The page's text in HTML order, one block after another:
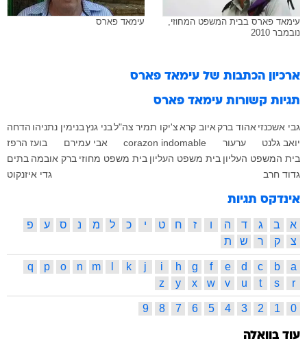
עימאד פארס בבית המשפט המחוזי,
נובמבר 2010
עימאד פארס
ארכיון הכתבות של עימאד פארס
תגיות קשורות עימאד פארס
גבי אשכנזיאהוד ברקאיוב קראצ'יקו תמיר צה"לבני גנץבנימין נתניהו הדחה
יואב גלנט
ערעור corazon indomable אבי עמירם
בועז הרפז
בית המשפט העליון בית משפט העליון בית משפט מחוזי ברק אובמה בתים
גדוד חרב
גדי איזנקוט
אינדקס תגיות
א ב ג ד ה ו ז ח ט י כ ל מ נ ס ע
פ
צ
ק ר ש ת
a
b
c
d
e
f
g
h
i
j
k
m
n
o
p
q
r
s
t
u
v
w
x
y
z
0
1
2
3
4
5
6
7
8
9
עוד בוואלה